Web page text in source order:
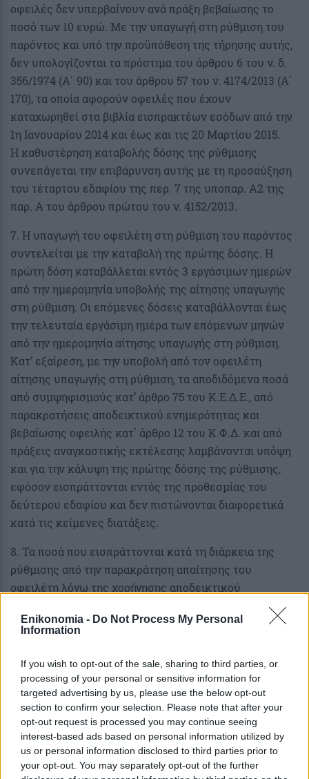
Enikonomia - Do Not Process My Personal
Information
If you wish to opt-out of the sale, sharing to third parties, or
processing of your personal or sensitive information for
targeted advertising by us, please use the below opt-out
section to confirm your selection. Please note that after your
opt-out request is processed you may continue seeing
interest-based ads based on personal information utilized by
us or personal information disclosed to third parties prior to
your opt-out. You may separately opt-out of the further
οφειλές δεν υπερβαίνουν ανά πράξη βεβαίωσης το
ποσό των 10 ευρώ. Με την υπαγωγή στη ρύθμιση του
παρόντος και υπό την προϋπόθεση της τήρησης αυτής,
δεν υπολογίζονται τα πρόστιμα του άρθρου 6 του ν. δ.
356/1974 (Α΄ 90) και του άρθρου 57 του ν. 4174/2013 (Α΄
170), τα οποία αφορούν οφειλές που έχουν
καταχωρηθεί στα βιβλία εισπρακτέων εσόδων από την
1η Ιανουαρίου 2014 και έως και τις 20 Μαρτίου 2015.
Η καθυστέρηση καταβολής δόσης της ρύθμισης
συνεπάγεται την επιβάρυνση αυτής με τη προσαύξηση
του τέταρτου εδαφίου της περ. 7 της υποπαρ. Α2 της
παρ. Α του άρθρου πρώτου του ν. 4152/2013.
7. Η υπαγωγή του οφειλέτη στη ρύθμιση του παρόντος
συντελείται με την καταβολή της πρώτης δόσης. Η
πρώτη δόση καταβάλλεται εντός 3 εργάσιμων ημερών
από την ημερομηνία υποβολής της αίτησης υπαγωγής
στη ρύθμιση. Οι επόμενες δόσεις καταβάλλονται έως
την τελευταία εργάσιμη ημέρα των επόμενων μηνών
από την ημερομηνία αίτησης υπαγωγής στη ρύθμιση.
Κατ’ εξαίρεση, με την υποβολή από τον οφειλέτη
αίτησης υπαγωγής στη ρύθμιση, τα αποδιδόμενα ποσά
από συμψηφισμούς κατ’ άρθρο 75 του Κ.Ε.Δ.Ε., από
παρακρατήσεις αποδεικτικού ενημερότητας και
βεβαίωσης οφειλής κατ΄ άρθρο 12 του Κ.Φ.Δ. και από
πράξεις αναγκαστικής εκτέλεσης λαμβάνονται υπόψη
και για την κάλυψη της πρώτης δόσης της ρύθμισης,
εφόσον εισπράττονται εντός της προθεσμίας του
δεύτερου εδαφίου και δεν πιστώνονται διαφορετικά
κατά τις κείμενες διατάξεις.
8. Τα ποσά που εισπράττονται κατά τη διάρκεια της
ρύθμισης από την παρακράτηση απαίτησης του
οφειλέτη λόγω της χορήγησης αποδεικτικού
ενημερότητας και βεβαίωσης οφειλής των παρ. 4 και 5
του άρθρου 12 του Κ.Φ.Δ. ή κατόπιν συμψηφισμού του
καλύπτουν δόση ή δόσεις της χορηγηθείσας ρύθμισης,
εφόσον δεν πιστώνονται διαφορετικά κατά τις
κείμενες διατάξεις.
9. Σε περίπτωση πρόωρης εξόφλησης του συνόλου του
υπολοίπου της ρυθμισμένης κατά το παρόν οφειλής με
οποιονδήποτε τρόπο, ήτοι με καταβολή από τον